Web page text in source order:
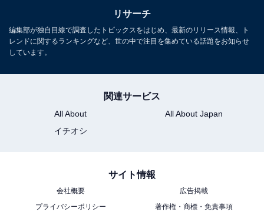
リサーチ
編集部が独自目線で調査したトピックスをはじめ、最新のリリース情報、ト
レンドに関するランキングなど、世の中で注目を集めている話題をお知らせ
しています。
関連サービス
All About
All About Japan
イチオシ
サイト情報
会社概要
広告掲載
プライバシーポリシー
著作権・商標・免責事項